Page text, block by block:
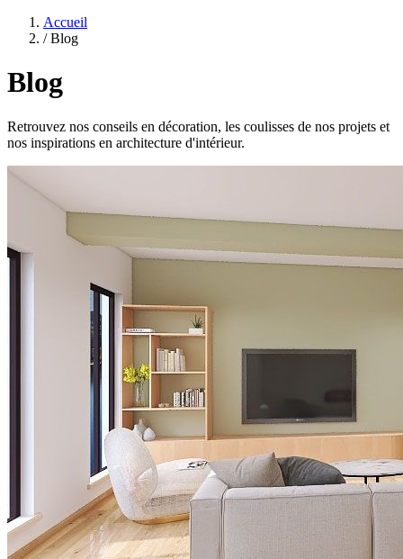
Accueil
/ Blog
Blog
Retrouvez nos conseils en décoration, les coulisses de nos projets et
nos inspirations en architecture d'intérieur.